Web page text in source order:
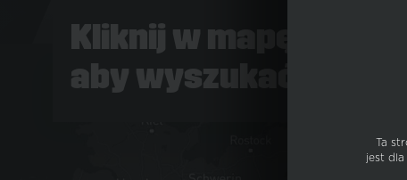
Ta
jest
Kliknij w mapę,
aby wyszukać sklep